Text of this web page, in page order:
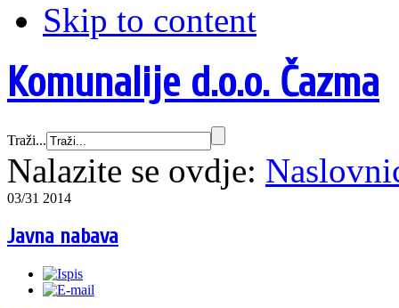
Skip to content
Komunalije d.o.o. Čazma
Traži...
Nalazite se ovdje:
03/31 2014
Javna nabava